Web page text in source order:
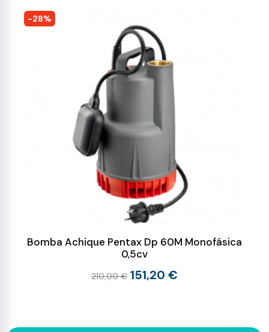
-28%
Bomba Achique Pentax Dp 60M Monofásica
0,5cv
210,00 € 151,20 €